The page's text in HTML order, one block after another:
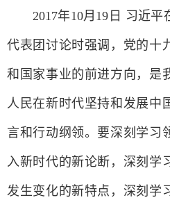
2017年10月19日 习近平
代表团讨论时强调，党的十
和国家事业的前进方向，是
人民在新时代坚持和发展中
言和行动纲领。要深刻学习
入新时代的新论断，深刻学
发生变化的新特点，深刻学